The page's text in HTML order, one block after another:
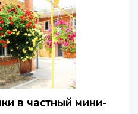
в частный мини-